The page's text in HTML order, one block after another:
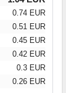
0.74 EUR
0.51 EUR
0.45 EUR
0.42 EUR
0.3 EUR
0.26 EUR